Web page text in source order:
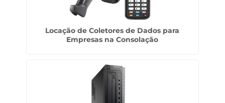
Locação de Coletores de Dados para
Empresas na Consolação